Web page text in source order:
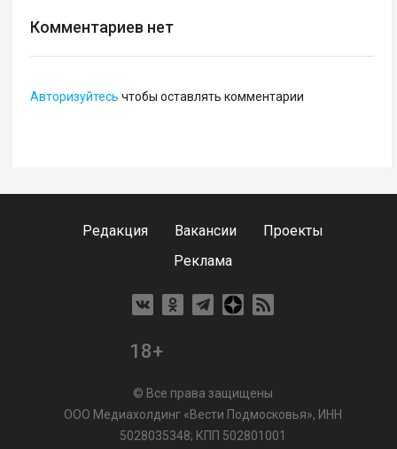
Комментариев нет
Авторизуйтесь чтобы оставлять комментарии
Редакция Вакансии
Проекты
Реклама
18+
© Все права защищены
ООО Медиахолдинг «Вести Подмосковья», ИНН
5028035348; КПП 502801001